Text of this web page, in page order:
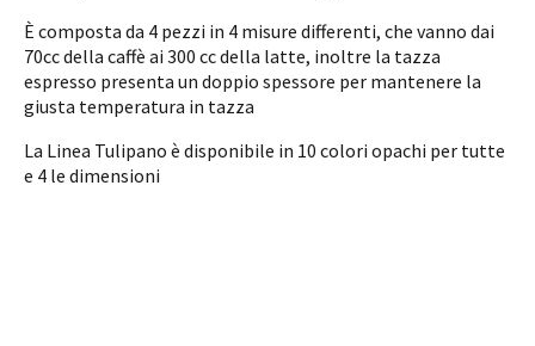
È composta da 4 pezzi in 4 misure differenti, che vanno dai
70cc della caffè ai 300 cc della latte, inoltre la tazza
espresso presenta un doppio spessore per mantenere la
giusta temperatura in tazza
La Linea Tulipano è disponibile in 10 colori opachi per tutte
e 4 le dimensioni